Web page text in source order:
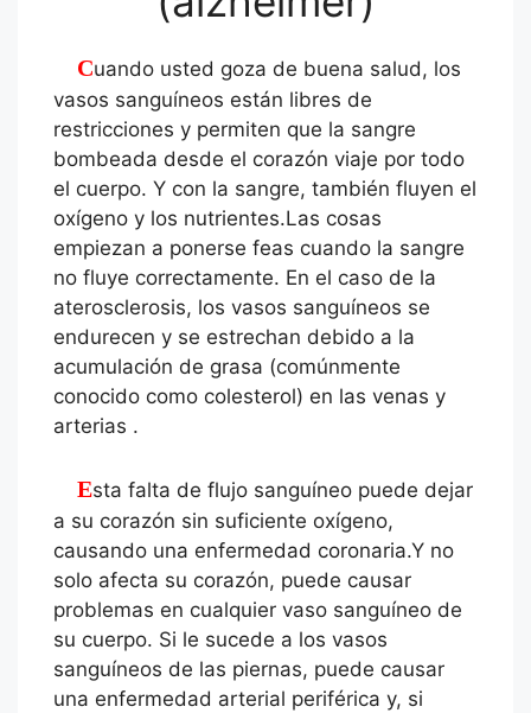
Cuando usted goza de buena salud, los
vasos sanguíneos están libres de
restricciones y permiten que la sangre
bombeada desde el corazón viaje por todo
el cuerpo. Y con la sangre, también fluyen el
oxígeno y los nutrientes.Las cosas
empiezan a ponerse feas cuando la sangre
no fluye correctamente. En el caso de la
aterosclerosis, los vasos sanguíneos se
endurecen y se estrechan debido a la
acumulación de grasa (comúnmente
conocido como colesterol) en las venas y
arterias .
Esta falta de flujo sanguíneo puede dejar
a su corazón sin suficiente oxígeno,
causando una enfermedad coronaria.Y no
solo afecta su corazón, puede causar
problemas en cualquier vaso sanguíneo de
su cuerpo. Si le sucede a los vasos
sanguíneos de las piernas, puede causar
una enfermedad arterial periférica y, si